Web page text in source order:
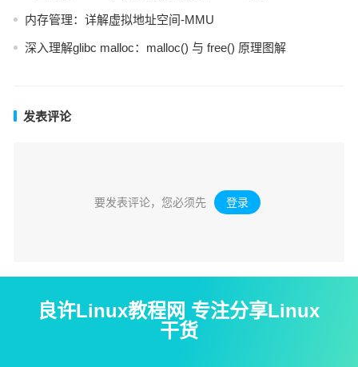
内存管理：详解虚拟地址空间-MMU
深入理解glibc malloc：malloc() 与 free() 原理图解
发表评论
要发表评论，您必须先 登录 。
良许Linux教程网 专注分享Linux
干货